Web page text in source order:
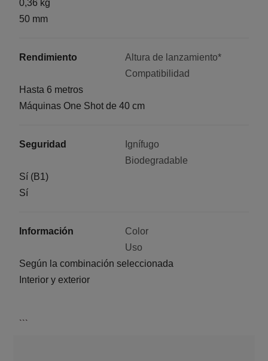
0,36 kg
50 mm
Rendimiento
Altura de lanzamiento*
Compatibilidad
Hasta 6 metros
Máquinas One Shot de 40 cm
Seguridad
Ignífugo
Biodegradable
Sí (B1)
Sí
Información
Color
Uso
Según la combinación seleccionada
Interior y exterior
```